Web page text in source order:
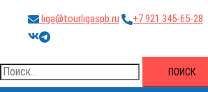
содержимому
liga@tourligaspb.ru
+7 921 345-65-28
https://vk.com/ligatourspb
https://t.me/tourligaspb
Найти: